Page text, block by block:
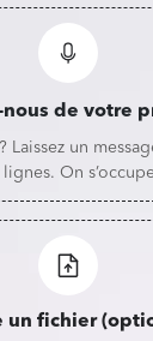
nous de votre
Laissez un
lignes. On
un fichier